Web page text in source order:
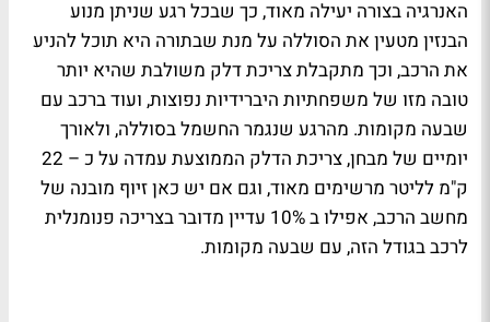
האנרגיה בצורה יעילה מאוד, כך שבכל רגע שניתן מנוע
הבנזין מטעין את הסוללה על מנת שבתורה היא תוכל להניע
את הרכב, וכך מתקבלת צריכת דלק משולבת שהיא יותר
טובה מזו של משפחתיות היברידיות נפוצות, ועוד ברכב עם
שבעה מקומות. מהרגע שנגמר החשמל בסוללה, ולאורך
יומיים של מבחן, צריכת הדלק הממוצעת עמדה על כ – 22
ק"מ לליטר מרשימים מאוד, וגם אם יש כאן זיוף מובנה של
מחשב הרכב, אפילו ב 10% עדיין מדובר בצריכה פנומנלית
לרכב בגודל הזה, עם שבעה מקומות.